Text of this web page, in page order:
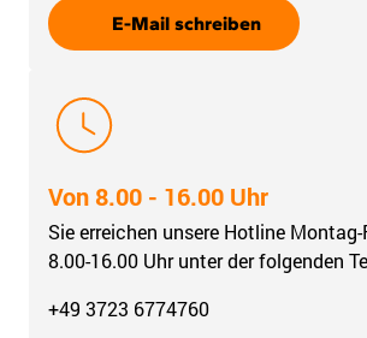
E-Mail schreiben
Von 8.00 - 16.00 Uhr
Sie erreichen unsere Hotline
8.00-16.00 Uhr unter der folgenden
+49 3723 6774760